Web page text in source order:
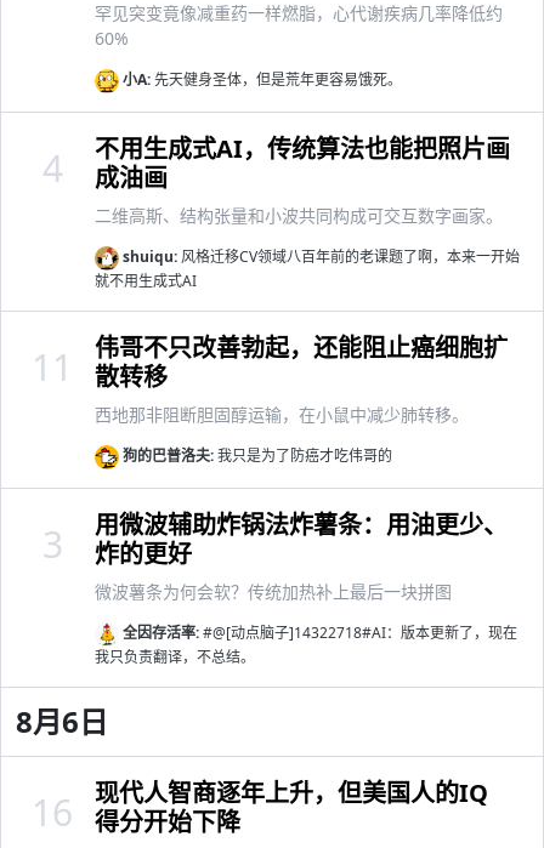
罕见突变竟像减重药一样燃脂，心代谢疾病几率降低约
60%
小A:先天健身圣体，但是荒年更容易饿死。
不用生成式AI，传统算法也能把照片画
成油画
二维高斯、结构张量和小波共同构成可交互数字画家。
shuiqu: 风格迁移CV领域八百年前的老课题了啊，本来一开始
就不用生成式AI
4
伟哥不只改善勃起，还能阻止癌细胞扩
散转移
西地那非阻断胆固醇运输，在小鼠中减少肺转移。
狗的巴普洛夫:我只是为了防癌才吃伟哥的
11
用微波辅助炸锅法炸薯条：用油更少、
炸的更好
微波薯条为何会软？传统加热补上最后一块拼图
全因存活率:#@[动点脑子]14322718#AI：版本更新了，现在
我只负责翻译，不总结。
3
8月6日
现代人智商逐年上升，但美国人的IQ
得分开始下降
16